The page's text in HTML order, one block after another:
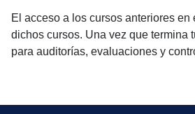
El acceso a los cursos anteriores
dichos cursos. Una vez que termina
para auditorías, evaluaciones y